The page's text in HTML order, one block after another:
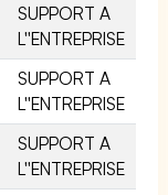
SUPPORT A
L''ENTREPRISE
SUPPORT A
L''ENTREPRISE
SUPPORT A
L''ENTREPRISE